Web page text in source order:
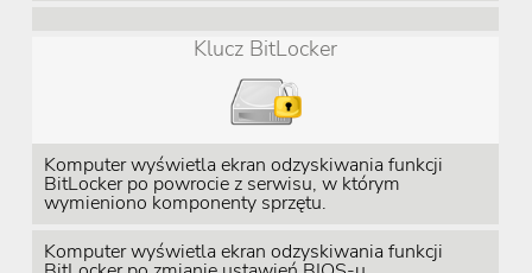
Klucz BitLocker
Komputer wyświetla ekran odzyskiwania funkcji
BitLocker po powrocie z serwisu, w którym
wymieniono komponenty sprzętu.
Komputer wyświetla ekran odzyskiwania funkcji